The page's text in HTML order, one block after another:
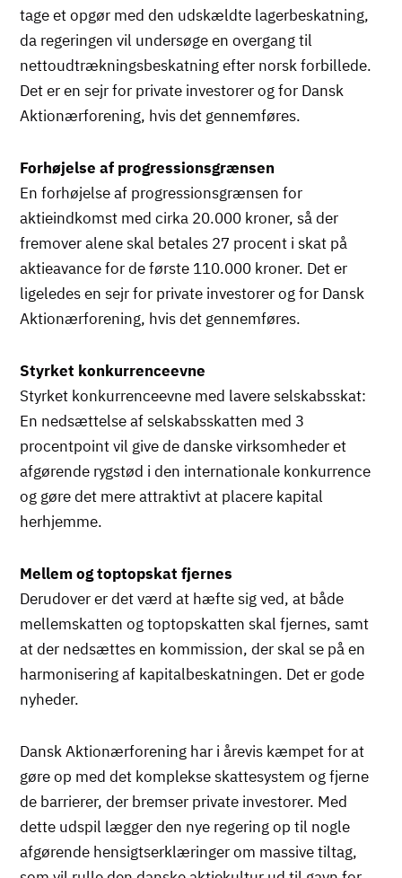
tage et opgør med den udskældte lagerbeskatning,
da regeringen vil undersøge en overgang til
nettoudtrækningsbeskatning efter norsk forbillede.
Det er en sejr for private investorer og for Dansk
Aktionærforening, hvis det gennemføres.
Forhøjelse af progressionsgrænsen
En forhøjelse af progressionsgrænsen for
aktieindkomst med cirka 20.000 kroner, så der
fremover alene skal betales 27 procent i skat på
aktieavance for de første 110.000 kroner. Det er
ligeledes en sejr for private investorer og for Dansk
Aktionærforening, hvis det gennemføres.
Styrket konkurrenceevne
Styrket konkurrenceevne med lavere selskabsskat:
En nedsættelse af selskabsskatten med 3
procentpoint vil give de danske virksomheder et
afgørende rygstød i den internationale konkurrence
og gøre det mere attraktivt at placere kapital
herhjemme.
Mellem og toptopskat fjernes
Derudover er det værd at hæfte sig ved, at både
mellemskatten og toptopskatten skal fjernes, samt
at der nedsættes en kommission, der skal se på en
harmonisering af kapitalbeskatningen. Det er gode
nyheder.
Dansk Aktionærforening har i årevis kæmpet for at
gøre op med det komplekse skattesystem og fjerne
de barrierer, der bremser private investorer. Med
dette udspil lægger den nye regering op til nogle
afgørende hensigtserklæringer om massive tiltag,